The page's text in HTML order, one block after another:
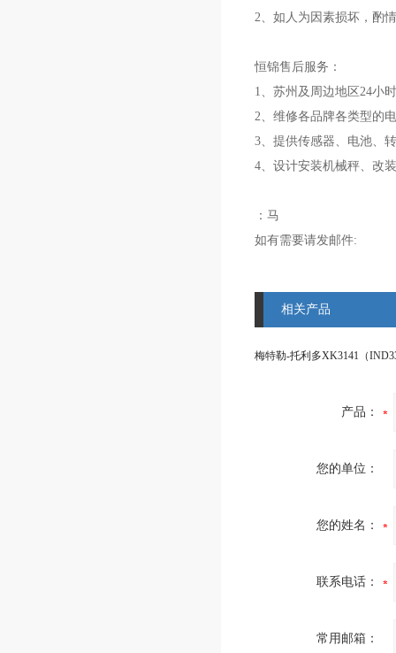
2、如人为因素损坏，酌
恒锦售后服务：
1、苏州及周边地区24小
2、维修各品牌各类型的
3、提供传感器、电池、
4、设计安装机械秤、改
：马
如有需要请发邮件:
相关产品
产品：
您的单位：
您的姓名：
联系电话：
常用邮箱：